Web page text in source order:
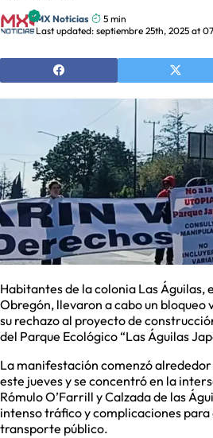
MX Noticias
5 min
Last updated: septiembre 25th, 2025 at
Habitantes de la colonia Las Águilas,
Obregón, llevaron a cabo un
su rechazo al proyecto de
del Parque Ecológico “Las Águilas
La manifestación comenzó
este jueves y se concentró en la
Rómulo O’Farrill y Calzada de las
intenso tráfico y complicaciones
transporte público.